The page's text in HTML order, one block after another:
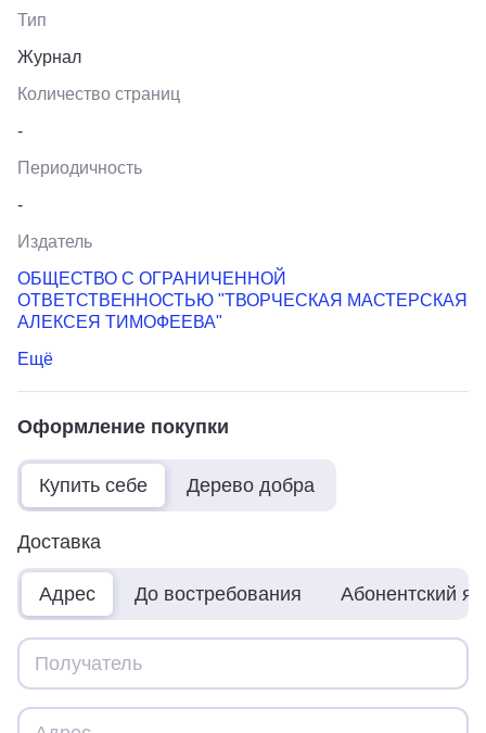
Тип
Журнал
Количество страниц
-
Периодичность
-
Издатель
ОБЩЕСТВО С ОГРАНИЧЕННОЙ
ОТВЕТСТВЕННОСТЬЮ "ТВОРЧЕСКАЯ МАСТЕРСКАЯ
АЛЕКСЕЯ ТИМОФЕЕВА"
Ещё
Оформление покупки
Купить себе Дерево добра
Доставка
Адрес До востребования Абонентский